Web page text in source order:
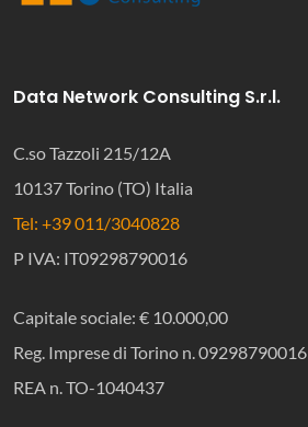
Data Network Consulting S.r.l.
C.so Tazzoli 215/12A
10137 Torino (TO) Italia
Tel: +39 011/3040828
P IVA: IT09298790016
Capitale sociale: € 10.000,00
Reg. Imprese di Torino n. 09298790016
REA n. TO-1040437